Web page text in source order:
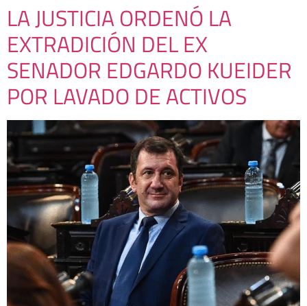
LA JUSTICIA ORDENÓ LA
EXTRADICIÓN DEL EX
SENADOR EDGARDO KUEIDER
POR LAVADO DE ACTIVOS